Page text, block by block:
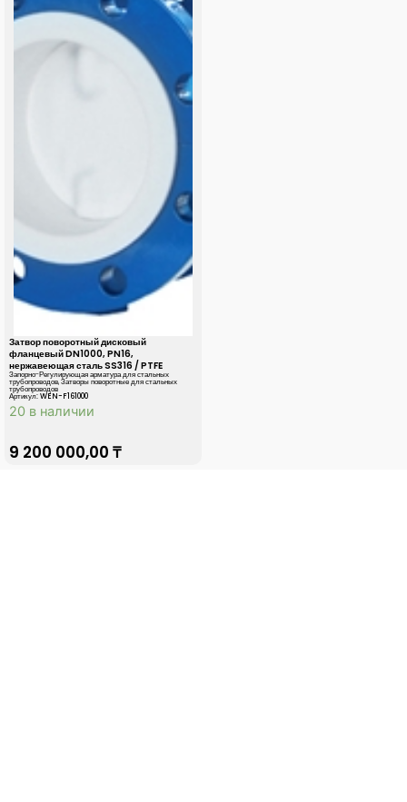
Затвор поворотный дисковый
фланцевый DN1000, PN16,
нержавеющая сталь SS316 / PTFE
Запорно-Регулирующая арматура для стальных
трубопроводов,Затворы поворотные для стальных
трубопроводов
Артикул: WEN-F161000
20 в наличии
9 200 000,00 ₸